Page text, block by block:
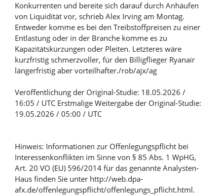
Konkurrenten und bereite sich darauf durch Anhäufen
von Liquidität vor, schrieb Alex Irving am Montag.
Entweder komme es bei den Treibstoffpreisen zu einer
Entlastung oder in der Branche komme es zu
Kapazitätskürzungen oder Pleiten. Letzteres wäre
kurzfristig schmerzvoller, für den Billigflieger Ryanair
längerfristig aber vorteilhafter./rob/ajx/ag
Veröffentlichung der Original-Studie: 18.05.2026 /
16:05 / UTC Erstmalige Weitergabe der Original-Studie:
19.05.2026 / 05:00 / UTC
Hinweis: Informationen zur Offenlegungspflicht bei
Interessenkonflikten im Sinne von § 85 Abs. 1 WpHG,
Art. 20 VO (EU) 596/2014 für das genannte Analysten-
Haus finden Sie unter http://web.dpa-
afx.de/offenlegungspflicht/offenlegungs_pflicht.html.